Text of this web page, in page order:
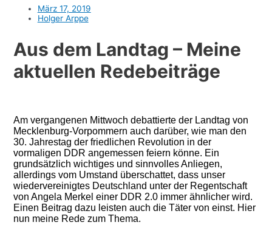
März 17, 2019
Holger Arppe
Aus dem Landtag – Meine
aktuellen Redebeiträge
Am vergangenen Mittwoch debattierte der Landtag von
Mecklenburg-Vorpommern auch darüber, wie man den
30. Jahrestag der friedlichen Revolution in der
vormaligen DDR angemessen feiern könne. Ein
grundsätzlich wichtiges und sinnvolles Anliegen,
allerdings vom Umstand überschattet, dass unser
wiedervereinigtes Deutschland unter der Regentschaft
von Angela Merkel einer DDR 2.0 immer ähnlicher wird.
Einen Beitrag dazu leisten auch die Täter von einst. Hier
nun meine Rede zum Thema.